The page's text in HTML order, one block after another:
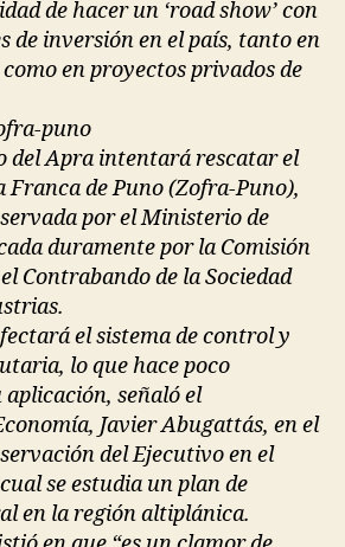
de hacer un ‘road show’ con
de inversión en el país, tanto en
en proyectos privados de
puno
del Apra intentará rescatar el
Franca de Puno (Zofra-Puno),
por el Ministerio de
duramente por la Comisión
Contrabando de la Sociedad
el sistema de control y
lo que hace poco
señaló el
Javier Abugattás, en el
del Ejecutivo en el
se estudia un plan de
en la región altiplánica.